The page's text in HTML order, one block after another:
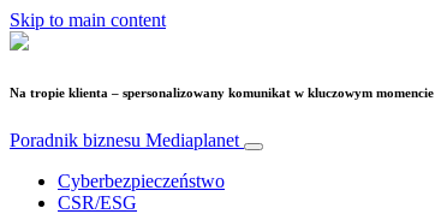
Skip to main content
Na tropie klienta – spersonalizowany komunikat w kluczowym momencie
Poradnik biznesu Mediaplanet
Cyberbezpieczeństwo
CSR/ESG